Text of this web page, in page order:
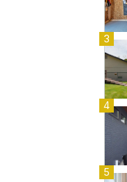
3
4
5